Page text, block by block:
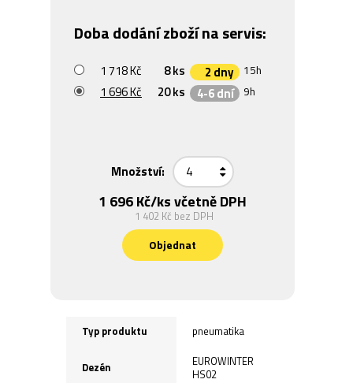
Doba dodání zboží na servis:
1 718 Kč 8 ks 2 dny 15h
1 696 Kč 20 ks 4-6 dní 9h
Množství:
1 696 Kč/ks včetně DPH
1 402 Kč bez DPH
Objednat
Typ produktu pneumatika
Dezén
EUROWINTER
HS02